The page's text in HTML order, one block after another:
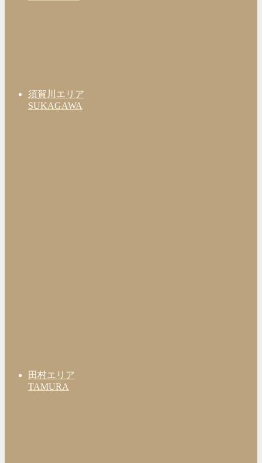
須賀川エリア
SUKAGAWA
田村エリア
TAMURA